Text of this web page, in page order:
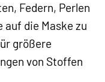
Federn, Perlen
auf die Maske zu
größere
von Stoffen